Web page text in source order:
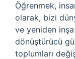
Öğrenmek,
olarak, bizi
ve yeniden
dönüştürücü
toplumları